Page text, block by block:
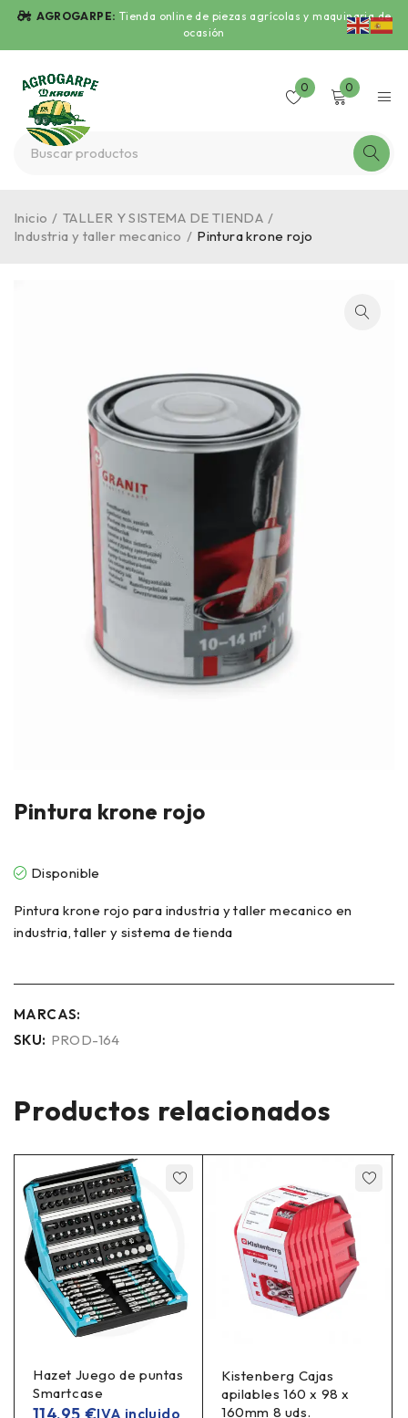
AGROGARPE: Tienda online de piezas agrícolas y maquinaria de
ocasión
0 0
Inicio / TALLER Y SISTEMA DE TIENDA /
Industria y taller mecanico / Pintura krone rojo
Pintura krone rojo
Disponible
Pintura krone rojo para industria y taller mecanico en
industria, taller y sistema de tienda
MARCAS:
SKU: PROD-164
Productos relacionados
Hazet Juego de puntas
Smartcase
IVA incluido
Kistenberg Cajas
apilables 160 x 98 x
160mm 8 uds.